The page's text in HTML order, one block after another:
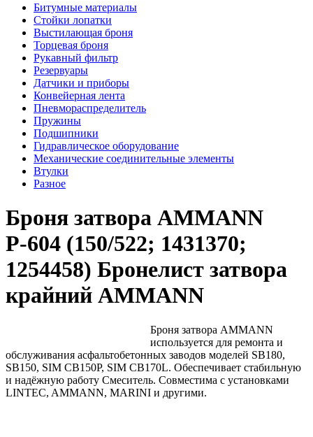
Битумные материалы
Стойки лопатки
Выстилающая броня
Торцевая броня
Рукавный фильтр
Резервуары
Датчики и приборы
Конвейерная лента
Пневмораспределитель
Пружины
Подшипники
Гидравлическое оборудование
Механические соединительные элементы
Втулки
Разное
Броня затвора AMMANN
Р-604 (150/522; 1431370;
1254458) Бронелист затвора
крайний AMMANN
Броня затвора AMMANN
используется для ремонта и
обслуживания асфальтобетонных заводов моделей SB180,
SB150, SIM CB150P, SIM CB170L. Обеспечивает стабильную
и надёжную работу Смеситель. Совместима с установками
LINTEC, AMMANN, MARINI и другими.